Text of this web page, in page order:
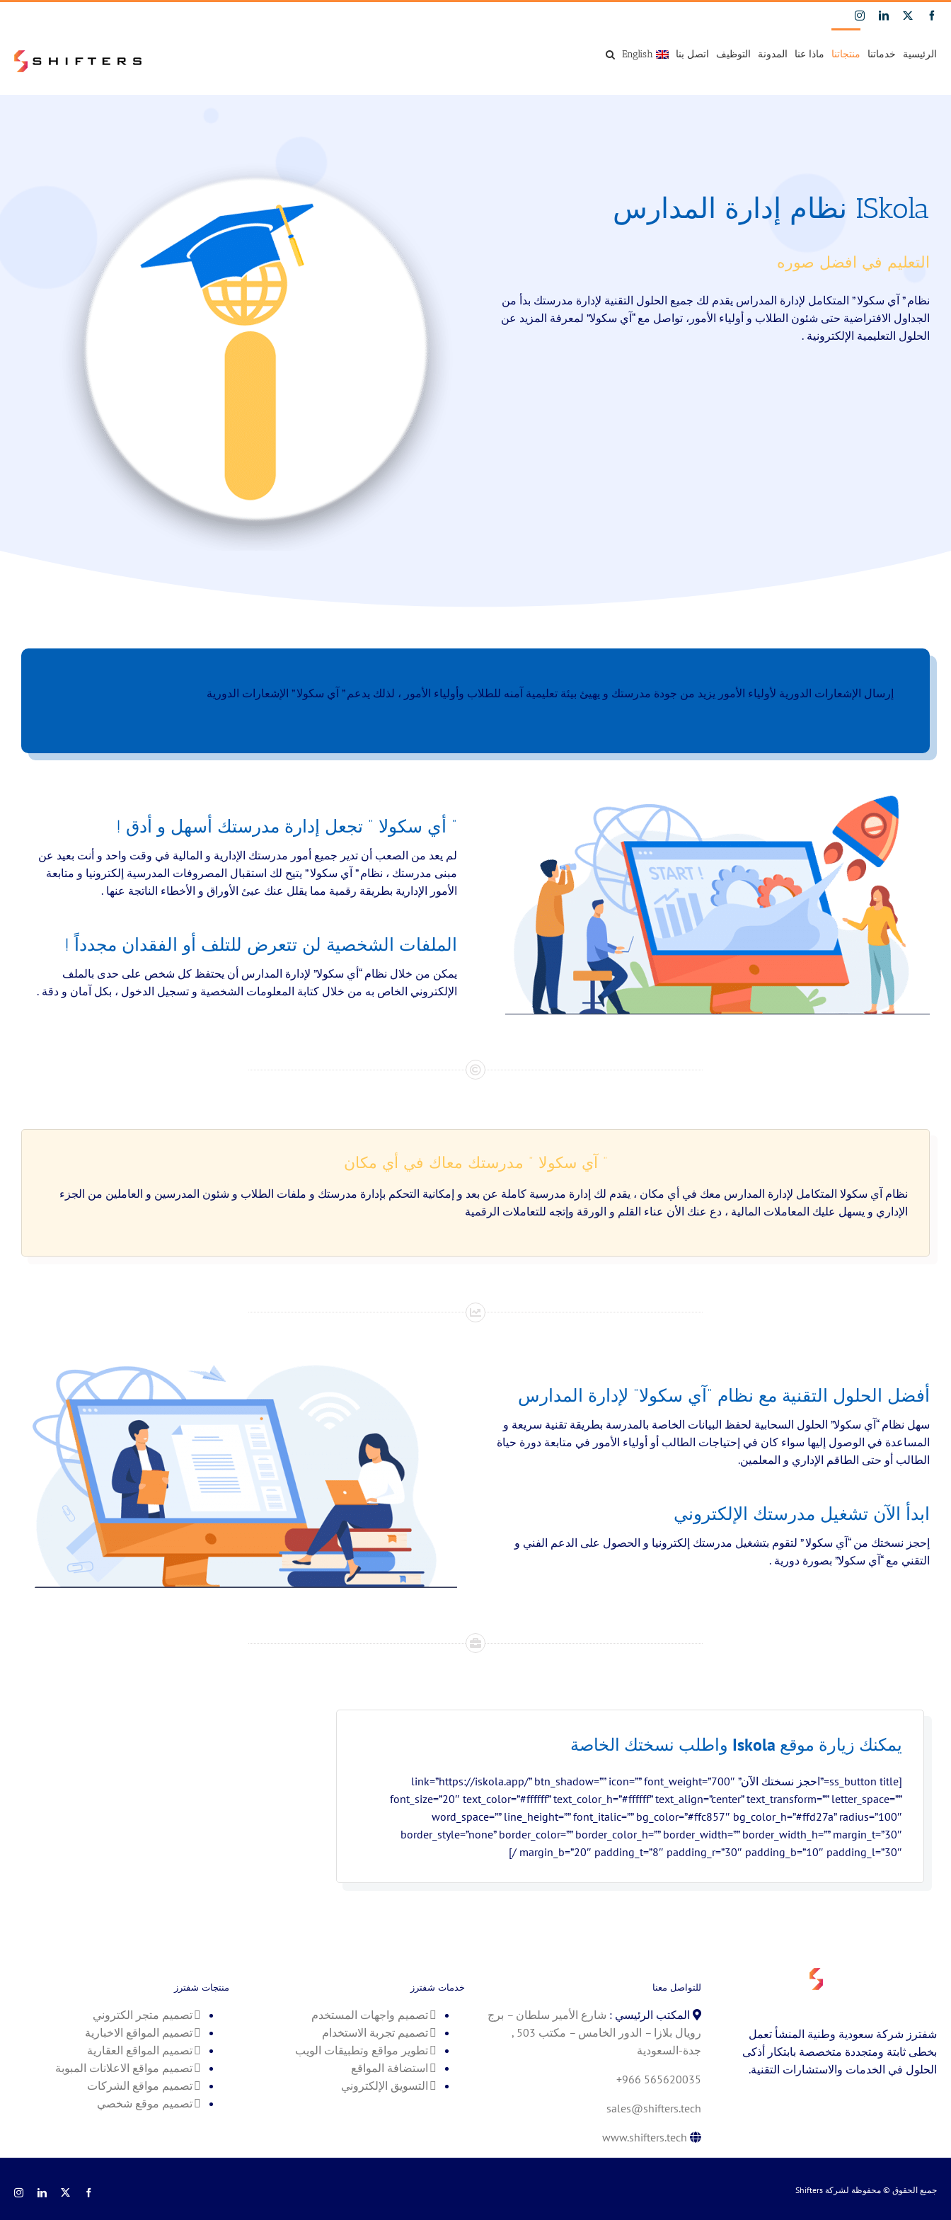
Skip
Facebook
X
LinkedIn
Instagram
الرئيسية خدماتنا منتجاتنا ماذا عنا المدونة التوظيف اتصل بنا English
ISkola نظام إدارة المدارس
التعليم في افضل صوره
نظام ” آي سكولا ” المتكامل لإدارة المدراس يقدم لك جميع الحلول التقنية لإدارة مدرستك بدأ من
الجداول الافتراضية حتى شئون الطلاب و أولياء الأمور، تواصل مع “آي سكولا” لمعرفة المزيد عن
الحلول التعليمية الإلكترونية .
إرسال الإشعارات الدورية لأولياء الأمور يزيد من جودة مدرستك و يهيئ بيئة تعليمية آمنه للطلاب وأولياء الأمور ، لذلك يدعم ” آي سكولا ” الإشعارات الدورية
” أي سكولا ” تجعل إدارة مدرستك أسهل و أدق !
لم يعد من الصعب أن تدير جميع أمور مدرستك الإدارية و المالية في وقت واحد و أنت بعيد عن
مبنى مدرستك ، نظام ” آي سكولا ” يتيح لك استقبال المصروفات المدرسية إلكترونيا و متابعة
الأمور الإدارية بطريقة رقمية مما يقلل عنك عبئ الأوراق و الأخطاء الناتجة عنها .
الملفات الشخصية لن تتعرض للتلف أو الفقدان مجدداً !
يمكن من خلال نظام “أي سكولا” لإدارة المدارس أن يحتفظ كل شخص على حدى بالملف
الإلكتروني الخاص به من خلال كتابة المعلومات الشخصية و تسجيل الدخول ، بكل آمان و دقة .
” آي سكولا ” مدرستك معاك في أي مكان
نظام آي سكولا المتكامل لإدارة المدارس معك في أي مكان ، يقدم لك إدارة مدرسية كاملة عن بعد و إمكانية التحكم بإدارة مدرستك و ملفات الطلاب و شئون المدرسين و العاملين من الجزء
الإداري و يسهل عليك المعاملات المالية ، دع عنك الأن عناء القلم و الورقة وإتجه للتعاملات الرقمية
أفضل الحلول التقنية مع نظام “آي سكولا” لإدارة المدارس
سهل نظام “آي سكولا” الحلول السحابية لحفظ البيانات الخاصة بالمدرسة بطريقة تقنية سريعة و
المساعدة في الوصول إليها سواء كان في إحتياجات الطالب أو أولياء الأمور في متابعة دورة حياة
الطالب أو حتى الطاقم الإداري و المعلمين.
ابدأ الآن تشغيل مدرستك الإلكتروني
إحجز نسختك من “آي سكولا ” لتقوم بتشغيل مدرستك إلكترونيا و الحصول على الدعم الفني و
التقني مع “آي سكولا” بصورة دورية .
يمكنك زيارة موقع Iskola واطلب نسختك الخاصة
[ss_button title=”احجز نسختك الآن” link=”https://iskola.app/” btn_shadow=”” icon=”” font_weight=”700″
font_size=”20″ text_color=”#ffffff” text_color_h=”#ffffff” text_align=”center” text_transform=”” letter_space=””
word_space=”” line_height=”” font_italic=”” bg_color=”#ffc857″ bg_color_h=”#ffd27a” radius=”100″
border_style=”none” border_color=”” border_color_h=”” border_width=”” border_width_h=”” margin_t=”30″
margin_b=”20″ padding_t=”8″ padding_r=”30″ padding_b=”10″ padding_l=”30″ /]
شفترز شركة سعودية وطنية المنشأ تعمل
بخطى ثابتة ومتجددة متخصصة بابتكار أذكى
الحلول في الخدمات والاستشارات التقنية.
للتواصل معنا
المكتب الرئيسي : شارع الأمير سلطان – برج
رويال بلازا – الدور الخامس – مكتب 503 ,
جدة-السعودية
+966 565620035
sales@shifters.tech
www.shifters.tech
خدمات شفترز
تصميم واجهات المستخدم
تصميم تجربة الاستخدام
تطوير مواقع وتطبيقات الويب
استضافة المواقع
التسويق الإلكتروني
منتجات شفترز
تصميم متجر الكتروني
تصميم المواقع الاخبارية
تصميم المواقع العقارية
تصميم مواقع الاعلانات المبوبة
تصميم مواقع الشركات
تصميم موقع شخصي
جميع الحقوق © محفوظة لشركة Shifters
Facebook
X
LinkedIn